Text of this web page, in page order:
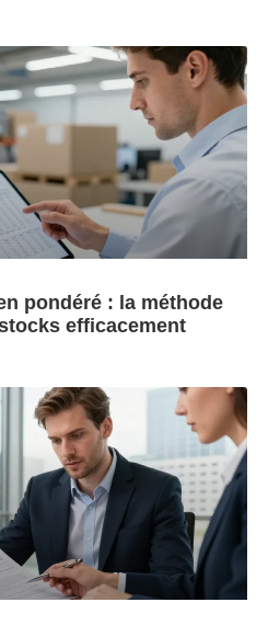
pondéré : la méthode
efficacement